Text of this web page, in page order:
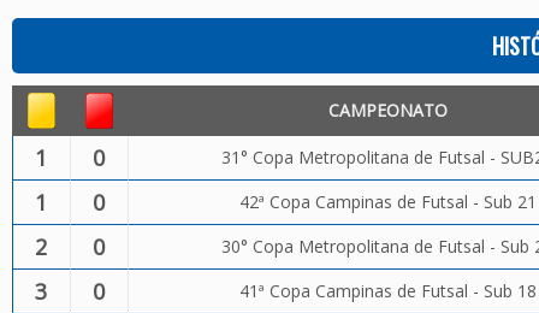
CAMPEONATO
1 0 31° Copa Metropolitana de Futsal -
1 0 42ª Copa Campinas de Futsal - Sub 21
2 0 30° Copa Metropolitana de Futsal - Sub
3 0 41ª Copa Campinas de Futsal - Sub 18